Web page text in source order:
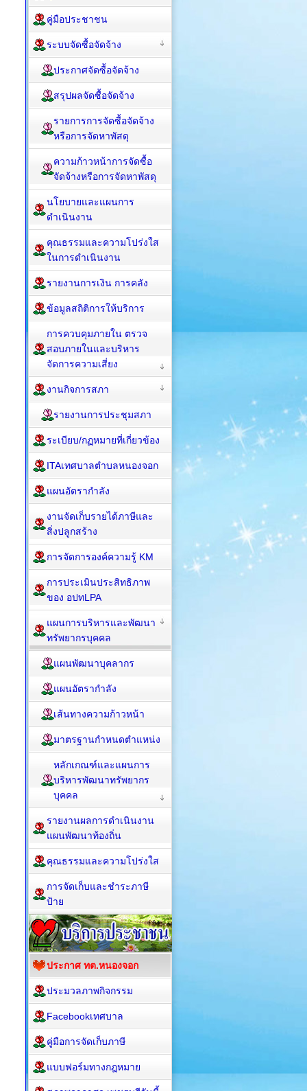
คู่มือประชาชน
ระบบจัดซื้อจัดจ้าง
ประกาศจัดซื้อจัดจ้าง
สรุปผลจัดซื้อจัดจ้าง
รายการการจัดซื้อจัดจ้าง
หรือการจัดหาพัสดุ
ความก้าวหน้าการจัดซื้อ
จัดจ้างหรือการจัดหาพัสดุ
นโยบายและแผนการ
ดำเนินงาน
คุณธรรมและความโปร่งใส
ในการดำเนินงาน
รายงานการเงิน การคลัง
ข้อมูลสถิติการให้บริการ
การควบคุมภายใน ตรวจ
สอบภายในและบริหาร
จัดการความเสี่ยง
งานกิจการสภา
รายงานการประชุมสภา
ระเบียบ/กฏหมายที่เกี่ยวข้อง
ITAเทศบาลตำบลหนองจอก
แผนอัตรากำลัง
งานจัดเก็บรายได้ภาษีและ
สิ่งปลูกสร้าง
การจัดการองค์ความรู้ KM
การประเมินประสิทธิภาพ
ของ อปทLPA
แผนการบริหารและพัฒนา
ทรัพยากรบุคคล
แผนพัฒนาบุคลากร
แผนอัตรากำลัง
เส้นทางความก้าวหน้า
มาตรฐานกำหนดตำแหน่ง
หลักเกณฑ์และแผนการ
บริหารพัฒนาทรัพยากร
บุคคล
รายงานผลการดำเนินงาน
แผนพัฒนาท้องถิ่น
คุณธรรมและความโปร่งใส
การจัดเก็บและชำระภาษี
ป้าย
ประกาศ ทต.หนองจอก
ประมวลภาพกิจกรรม
Facebookเทศบาล
คู่มือการจัดเก็บภาษี
แบบฟอร์มทางกฎหมาย